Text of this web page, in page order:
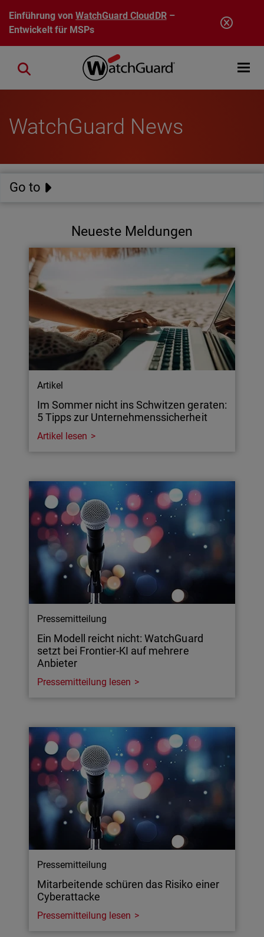
Direkt zum Inhalt
Einführung vonWatchGuard CloudDR–
Entwickelt für MSPs
Open
Close search
WatchGuard News
Go to
Neueste Meldungen
Artikel
Im Sommer nicht ins Schwitzen geraten:
5 Tipps zur Unternehmenssicherheit
Artikel lesen
Pressemitteilung
Ein Modell reicht nicht: WatchGuard
setzt bei Frontier-KI auf mehrere
Anbieter
Pressemitteilung lesen
Pressemitteilung
Mitarbeitende schüren das Risiko einer
Cyberattacke
Pressemitteilung lesen